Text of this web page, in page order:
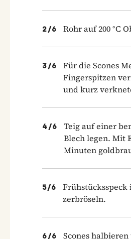
2/6 Rohr auf 200 °C
3/6
Für die Scones
Fingerspitzen
und kurz
4/6
Teig auf einer
Blech legen. Mit
Minuten
5/6
zerbröseln.
6/6 Scones